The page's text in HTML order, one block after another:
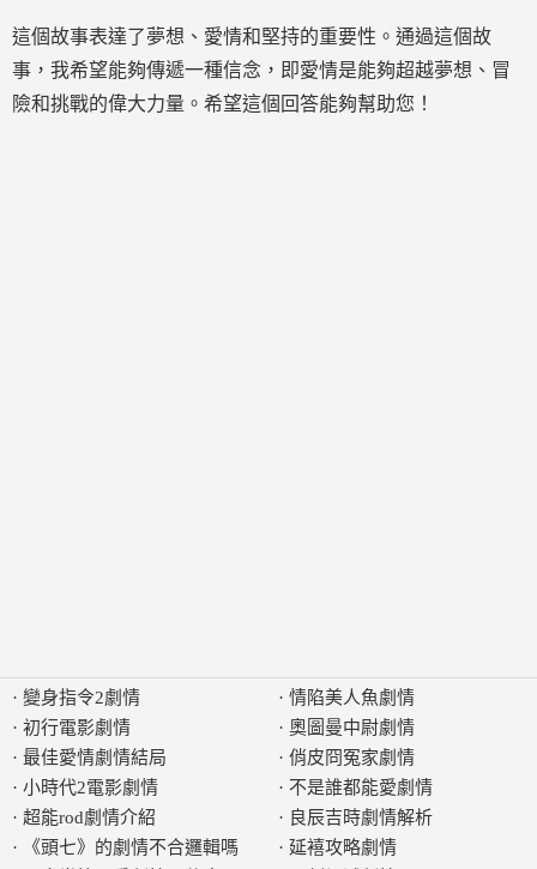
這個故事表達了夢想、愛情和堅持的重要性。通過這個故
事，我希望能夠傳遞一種信念，即愛情是能夠超越夢想、冒
險和挑戰的偉大力量。希望這個回答能夠幫助您！
· 變身指令2劇情
· 初行電影劇情
· 最佳愛情劇情結局
· 小時代2電影劇情
· 超能rod劇情介紹
·
《頭七》的劇情不合邏輯嗎
· 情陷美人魚劇情
· 奧圖曼中尉劇情
· 俏皮冏冤家劇情
· 不是誰都能愛劇情
· 良辰吉時劇情解析
· 延鿋攻略劇情